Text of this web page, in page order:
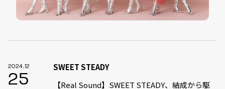
2024.12
25
SWEET STEADY
【Real Sound】SWEET STEADY、結成から駆